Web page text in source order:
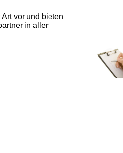
vor und bieten
in allen